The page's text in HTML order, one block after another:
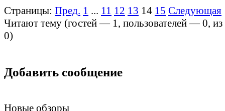
Страницы: Пред. 1 ... 11 12 13 14 15 Следующая
Читают тему (гостей — 1, пользователей —0,
0)
Добавить сообщение
Новые обзоры